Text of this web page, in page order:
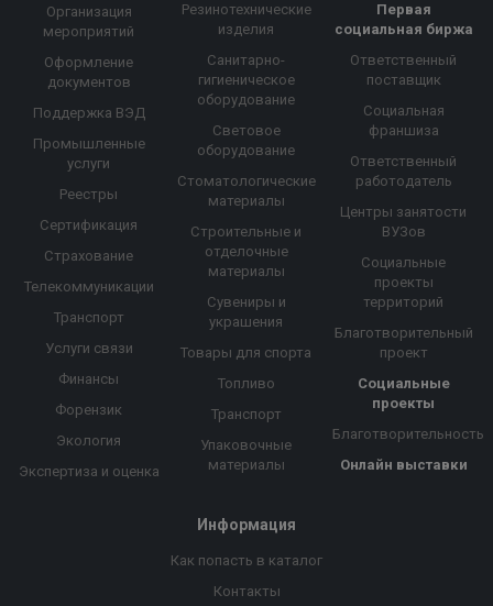
Организация
мероприятий
Оформление
документов
Поддержка ВЭД
Промышленные
услуги
Реестры
Сертификация
Страхование
Телекоммуникации
Транспорт
Услуги связи
Финансы
Форензик
Экология
Экспертиза и оценка
Резинотехнические
изделия
Санитарно-
гигиеническое
оборудование
Световое
оборудование
Стоматологические
материалы
Строительные и
отделочные
материалы
Сувениры и
украшения
Товары для спорта
Топливо
Транспорт
Упаковочные
материалы
Первая
социальная биржа
Ответственный
поставщик
Социальная
франшиза
Ответственный
работодатель
Центры занятости
ВУЗов
Социальные
проекты
территорий
Благотворительный
проект
Социальные
проекты
Благотворительность
Онлайн выставки
Информация
Как попасть в каталог
Контакты